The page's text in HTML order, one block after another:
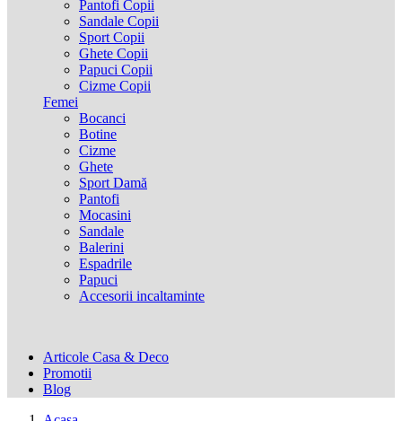
Pantofi Copii
Sandale Copii
Sport Copii
Ghete Copii
Papuci Copii
Cizme Copii
Femei
Bocanci
Botine
Cizme
Ghete
Sport Damă
Pantofi
Mocasini
Sandale
Balerini
Espadrile
Papuci
Accesorii incaltaminte
Articole Casa & Deco
Promotii
Blog